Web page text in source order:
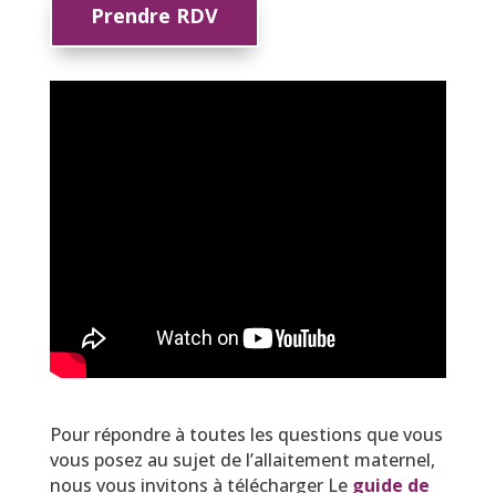
Prendre RDV
Pour répondre à toutes les questions que vous
vous posez au sujet de l’allaitement maternel,
nous vous invitons à télécharger Le guide de